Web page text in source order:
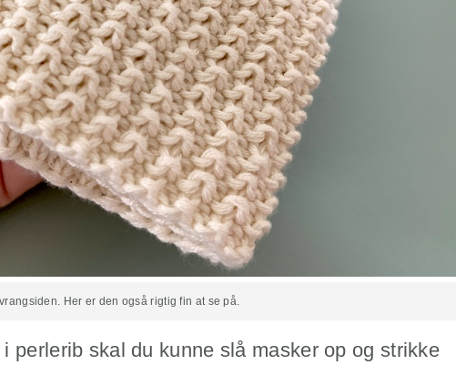
Her er den også rigtig fin at se på.
perlerib skal du kunne slå masker op og strikke